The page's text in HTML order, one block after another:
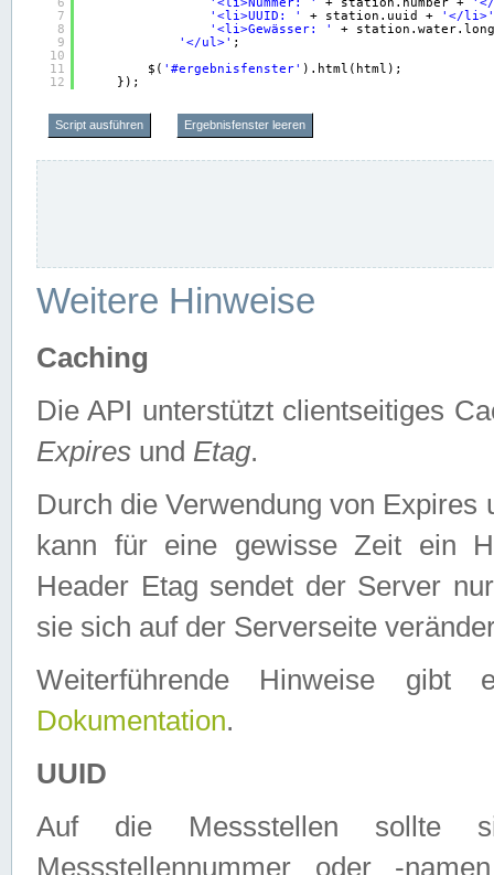
7
8
9
10
11
12
'<li>UUID: '
+ station.uuid +
'</li>'
'<li>Gewässer: '
+
'</ul>' ;
$( '#ergebnisfenster' ).html(html);
});
Script ausführen Ergebnisfenster leeren
Weitere Hinweise
Caching
Die API unterstützt clientseitiges
Expires und Etag.
Durch die Verwendung von
kann für eine gewisse Zeit ein
Header Etag sendet der Server
sie sich auf der Serverseite
Weiterführende Hinweise
Dokumentation.
UUID
Auf die Messstellen sollte
Messstellennummer oder -